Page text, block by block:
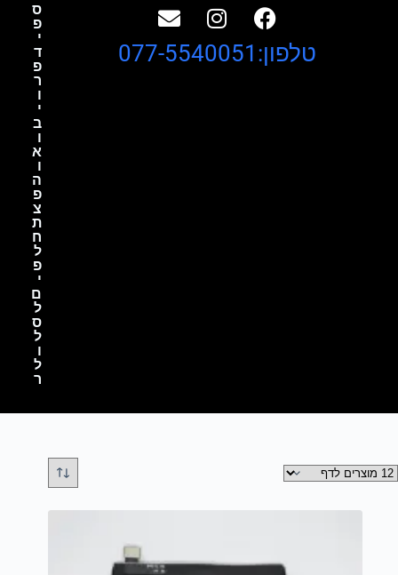
ס
פ
י
ד
פ
ר
ו
י
ב
ו
א
ו
ה
פ
צ
ת
ח
ל
פ
י
ם
ל
ס
ל
ו
ל
ר
טלפון:077-5540051